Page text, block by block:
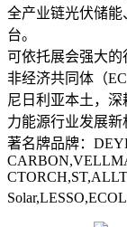
全产业链光伏储
台。
可依托展会强大
非经济共同体（
尼日利亚本土，
力能源行业发展新
著名牌品牌：